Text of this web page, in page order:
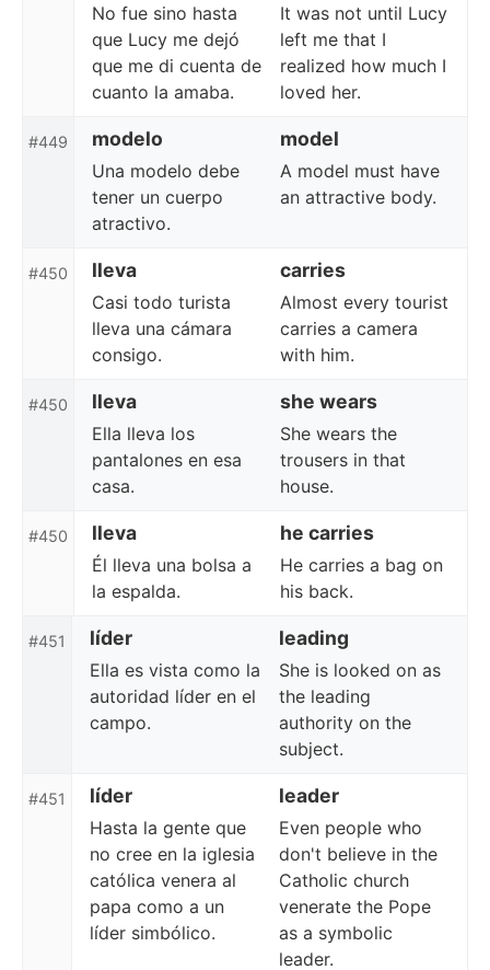
No fue sino hasta
que Lucy me dejó
que me di cuenta de
cuanto la amaba.
It was not until Lucy
left me that I
realized how much I
loved her.
#449 modelo model
Una modelo debe
tener un cuerpo
atractivo.
A model must have
an attractive body.
#450 lleva carries
Casi todo turista
lleva una cámara
consigo.
Almost every tourist
carries a camera
with him.
#450 lleva she wears
Ella lleva los
pantalones en esa
casa.
She wears the
trousers in that
house.
#450 lleva he carries
Él lleva una bolsa a
la espalda.
He carries a bag on
his back.
#451 líder leading
Ella es vista como la
autoridad líder en el
campo.
She is looked on as
the leading
authority on the
subject.
#451 líder leader
Hasta la gente que
no cree en la iglesia
católica venera al
papa como a un
líder simbólico.
Even people who
don't believe in the
Catholic church
venerate the Pope
as a symbolic
leader.